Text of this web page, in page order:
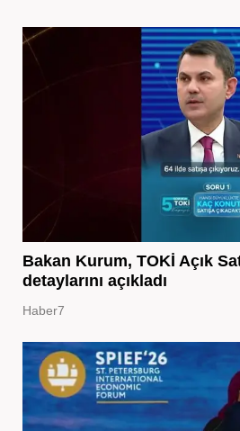
Bakan Kurum, TOKİ Açık
detaylarını açıkladı
Haber7